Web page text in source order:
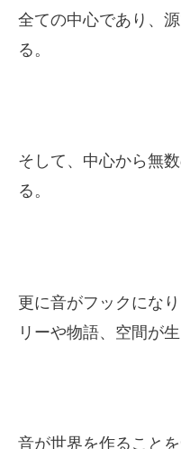
全ての中心であり、
る。
そして、中心から無
る。
更に音がフックにな
リーや物語、空間が
音が世界を作ること